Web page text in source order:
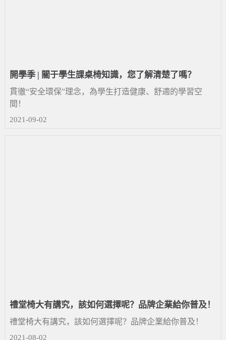
開學季 | 關于學生課桌椅知識，您了解清楚了嗎？
貫徹“安全環保”理念，為學生打造健康、舒適的學習空
間！
2021-09-02
禮堂椅大有講究，該如何選擇呢？品牌企業給你普及！
禮堂椅大有講究，該如何選擇呢？品牌企業給你普及！
2021-08-02